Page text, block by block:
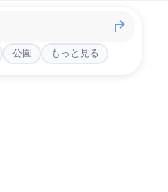
公園 もっと見る